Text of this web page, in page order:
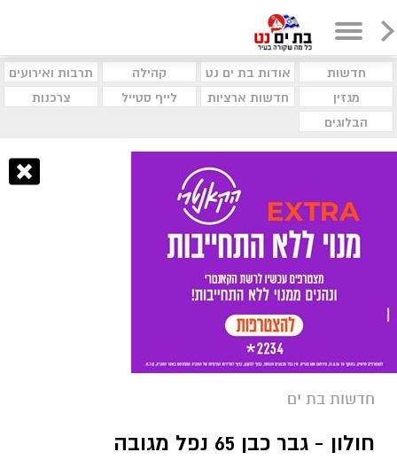
חדשות אודות בת ים נט קהילה
תרבות ואירועים
מגזין
חדשות ארציות לייף סטייל
צרכנות
הבלוגים
חדשות בת ים
חולון - גבר כבן 65 נפל מגובה